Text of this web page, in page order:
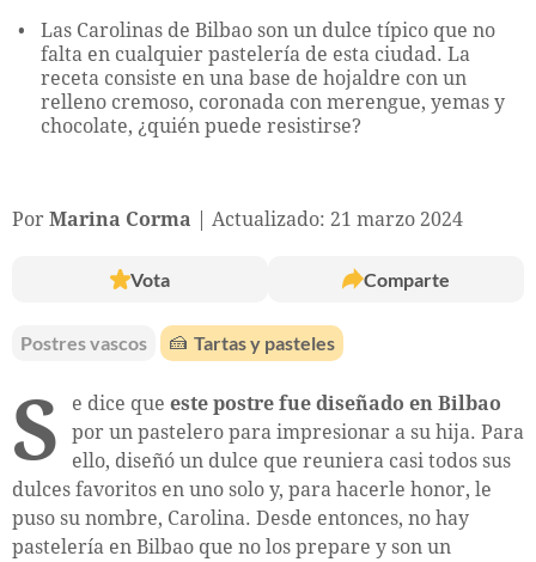
Las Carolinas de Bilbao son un dulce típico que no
falta en cualquier pastelería de esta ciudad. La
receta consiste en una base de hojaldre con un
relleno cremoso, coronada con merengue, yemas y
chocolate, ¿quién puede resistirse?
Por Marina Corma Actualizado: 21 marzo 2024
Vota Comparte
Postres vascos 🍰 Tartas y pasteles
S e dice que este postre fue diseñado en Bilbao
por un pastelero para impresionar a su hija. Para
ello, diseñó un dulce que reuniera casi todos sus
dulces favoritos en uno solo y, para hacerle honor, le
puso su nombre, Carolina. Desde entonces, no hay
pastelería en Bilbao que no los prepare y son un